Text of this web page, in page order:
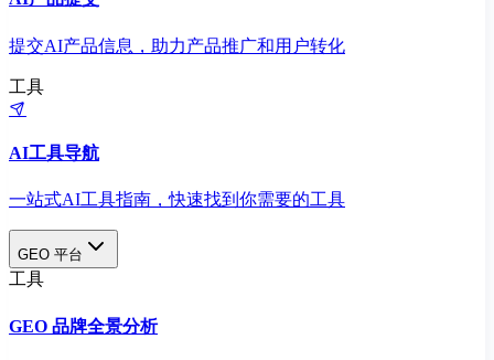
提交AI产品信息，助力产品推广和用户转化
工具
AI工具导航
一站式AI工具指南，快速找到你需要的工具
GEO 平台
工具
GEO 品牌全景分析